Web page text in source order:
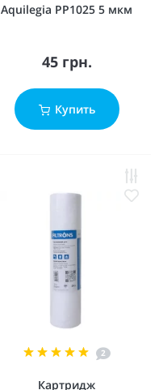
Aquilegia PP1025 5 мкм
45 грн.
Купить
2
Картридж